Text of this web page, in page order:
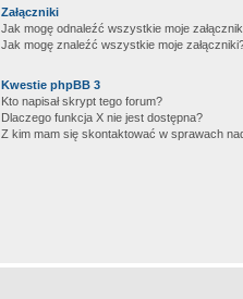
Załączniki
Jak mogę odnaleźć wszystkie moje
Jak mogę znaleźć wszystkie moje
Kwestie phpBB 3
Kto napisał skrypt tego forum?
Dlaczego funkcja X nie jest dostępna?
Z kim mam się skontaktować w sprawach